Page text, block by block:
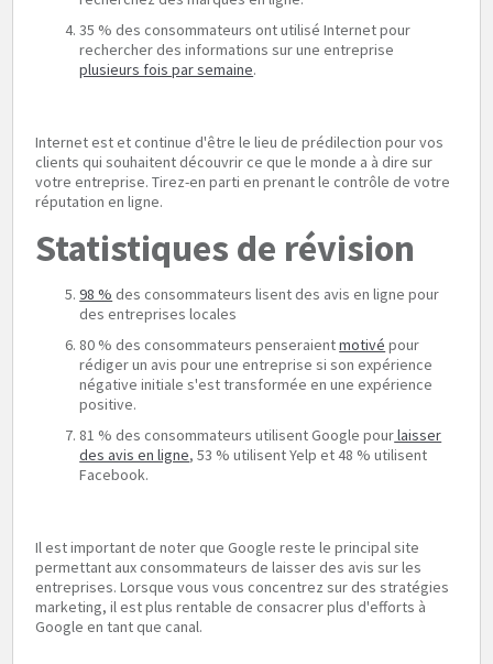
35 % des consommateurs ont utilisé Internet pour
rechercher des informations sur une entreprise
plusieurs fois par semaine.
Internet est et continue d'être le lieu de prédilection pour vos
clients qui souhaitent découvrir ce que le monde a à dire sur
votre entreprise. Tirez-en parti en prenant le contrôle de votre
réputation en ligne.
Statistiques de révision
98 % des consommateurs lisent des avis en ligne pour
des entreprises locales
80 % des consommateurs penseraientmotivé pour
rédiger un avis pour une entreprise si son expérience
négative initiale s'est transformée en une expérience
positive.
81 % des consommateurs utilisent Google pourlaisser
des avis en ligne, 53 % utilisent Yelp et 48 % utilisent
Facebook.
Il est important de noter que Google reste le principal site
permettant aux consommateurs de laisser des avis sur les
entreprises. Lorsque vous vous concentrez sur des stratégies
marketing, il est plus rentable de consacrer plus d'efforts à
Google en tant que canal.